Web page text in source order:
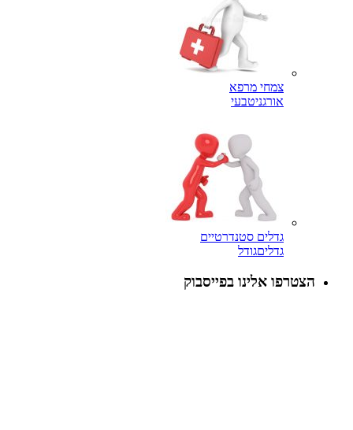
צמחי מרפא
אורגניטבעי
גדלים סטנדרטיים
גדליםגודל
הצטרפו אלינו בפייסבוק